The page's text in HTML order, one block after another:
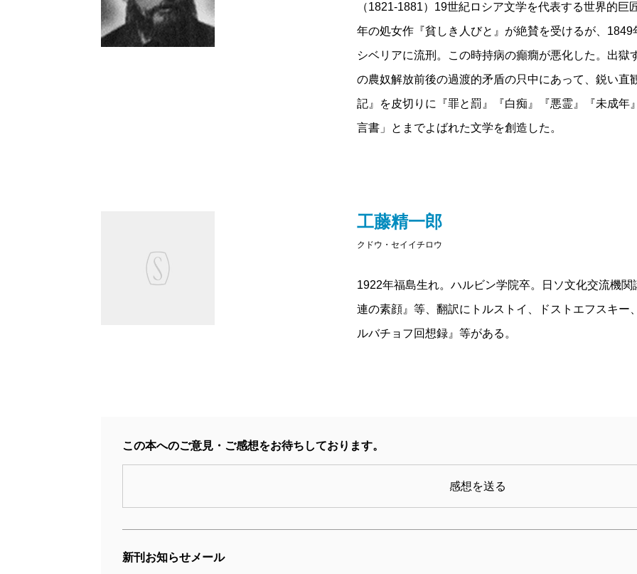
（1821-1881）19世紀ロシア文学を代表する世界的
年の処女作『貧しき人びと』が絶賛を受けるが、1849
シベリアに流刑。この時持病の癲癇が悪化した。出
の農奴解放前後の過渡的矛盾の只中にあって、鋭い直
記』を皮切りに『罪と罰』『白痴』『悪霊』『未成年
言書」とまでよばれた文学を創造した。
工藤精一郎
クドウ・セイイチロウ
1922年福島生れ。ハルビン学院卒。日ソ文化交流機
連の素顔』等、翻訳にトルストイ、ドストエフスキー
ルバチョフ回想録』等がある。
この本へのご意見・ご感想をお待ちしております。
感想を送る
新刊お知らせメール